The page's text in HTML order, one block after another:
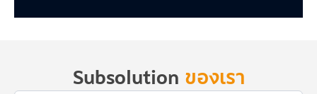
Subsolution ของเรา